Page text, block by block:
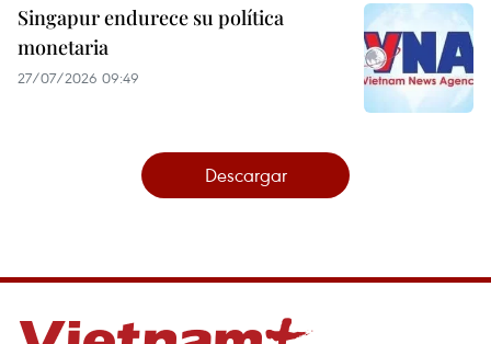
Singapur endurece su política
monetaria
27/07/2026 09:49
Descargar